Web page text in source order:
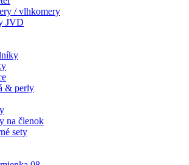
/ vlhkomery
JVD
& perly
na členok
sety